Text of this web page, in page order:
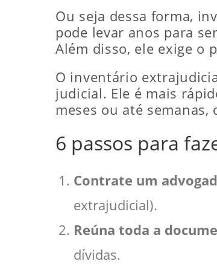
Ou seja dessa forma,
pode levar anos para
Além disso, ele exige o
O inventário
judicial. Ele é mais
meses ou até
6 passos para
Contrate um
extrajudicial).
Reúna toda a
dívidas.